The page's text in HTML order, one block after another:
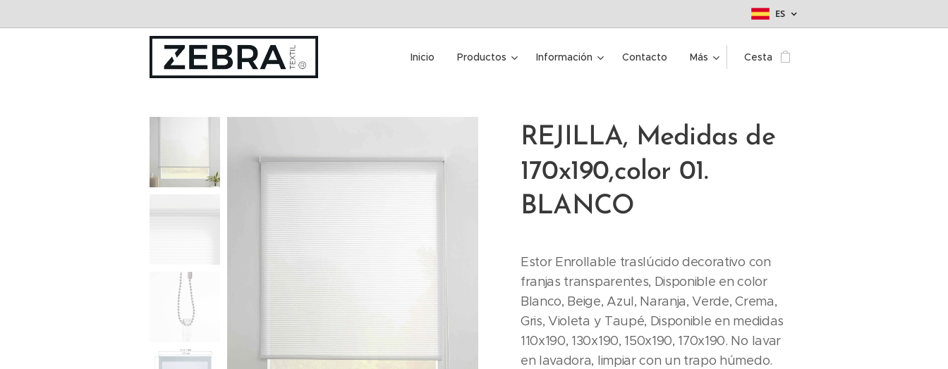
ES
Inicio Productos Información Contacto Más Cesta
REJILLA, Medidas de
170x190,color 01.
BLANCO
Estor Enrollable traslúcido decorativo con
franjas transparentes, Disponible en color
Blanco, Beige, Azul, Naranja, Verde, Crema,
Gris, Violeta y Taupé, Disponible en medidas
110x190, 130x190, 150x190, 170x190. No lavar
en lavadora, limpiar con un trapo húmedo.